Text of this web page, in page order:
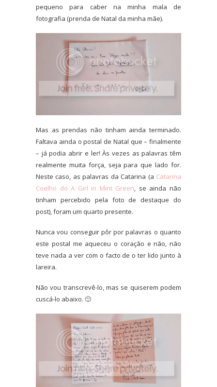
pequeno para caber na minha mala de
fotografia (prenda de Natal da minha mãe).
Mas as prendas não tinham ainda terminado.
Faltava ainda o postal de Natal que – finalmente
– já podia abrir e ler! Às vezes as palavras têm
realmente muita força, seja para que lado for.
Neste caso, as palavras da Catarina (a Catarina
Coelho do A Girl in Mint Green, se ainda não
tinham percebido pela foto de destaque do
post), foram um quarto presente.
Nunca vou conseguir pôr por palavras o quanto
este postal me aqueceu o coração e não, não
teve nada a ver com o facto de o ter lido junto à
lareira.
Não vou transcrevê-lo, mas se quiserem podem
cuscá-lo abaixo. 🙂